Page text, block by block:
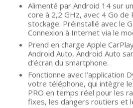
Alimenté par Android 14 sur
core à 2,2 GHz, avec 4 Go de
stockage. Préinstallé avec le
Connexion à Internet via le
Prend en charge Apple
Android Auto, Android Auto
d’écran du smartphone.
Fonctionne avec l’application
votre téléphone, qui intègre
PRO en temps réel pour les
fixes, les dangers routiers et